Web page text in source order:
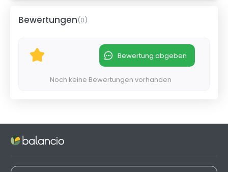
Bewertungen(0)
Bewertung abgeben
Noch keine Bewertungen vorhanden